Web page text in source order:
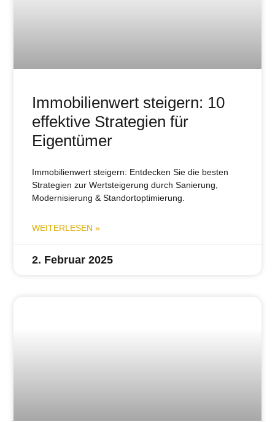
Immobilienwert steigern: 10
effektive Strategien für
Eigentümer
Immobilienwert steigern: Entdecken Sie die besten
Strategien zur Wertsteigerung durch Sanierung,
Modernisierung & Standortoptimierung.
WEITERLESEN »
2. Februar 2025